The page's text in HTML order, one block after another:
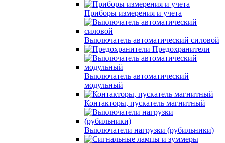
Приборы измерения и учета
Выключатель автоматический силовой
Предохранители
Выключатель автоматический
модульный
Контакторы, пускатель магнитный
Выключатели нагрузки (рубильники)